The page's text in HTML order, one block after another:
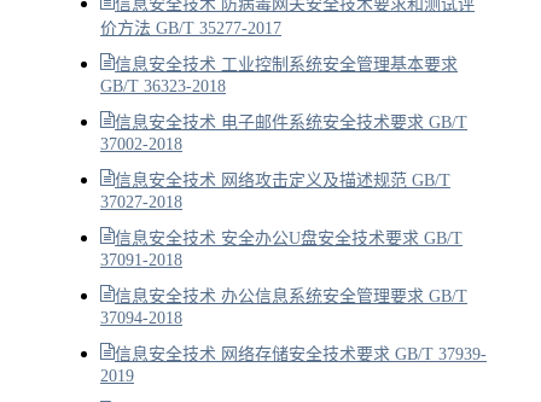
信息安全技术 防病毒网关安全技术要求和测试评
价方法 GB/T 35277-2017
信息安全技术 工业控制系统安全管理基本要求
GB/T 36323-2018
信息安全技术 电子邮件系统安全技术要求 GB/T
37002-2018
信息安全技术 网络攻击定义及描述规范 GB/T
37027-2018
信息安全技术 安全办公U盘安全技术要求 GB/T
37091-2018
信息安全技术 办公信息系统安全管理要求 GB/T
37094-2018
信息安全技术 网络存储安全技术要求 GB/T 37939-
2019